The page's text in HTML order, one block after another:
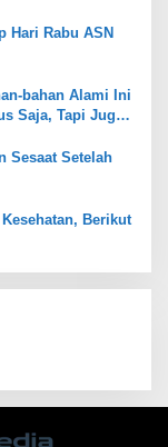
Hari Rabu ASN
bahan Alami Ini
Saja, Tapi Juga
Sesaat Setelah
Berikut